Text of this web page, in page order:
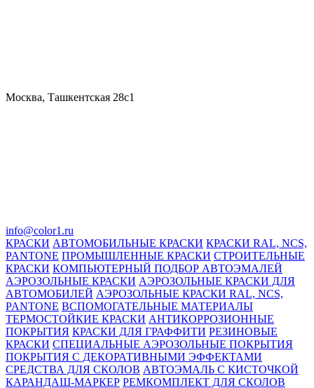
Москва, Ташкентская 28с1
info@color1.ru
КРАСКИ АВТОМОБИЛЬНЫЕ КРАСКИ КРАСКИ RAL, NCS,
PANTONE ПРОМЫШЛЕННЫЕ КРАСКИ СТРОИТЕЛЬНЫЕ
КРАСКИ КОМПЬЮТЕРНЫЙ ПОДБОР АВТОЭМАЛЕЙ
АЭРОЗОЛЬНЫЕ КРАСКИ АЭРОЗОЛЬНЫЕ КРАСКИ ДЛЯ
АВТОМОБИЛЕЙ АЭРОЗОЛЬНЫЕ КРАСКИ RAL, NCS,
PANTONE ВСПОМОГАТЕЛЬНЫЕ МАТЕРИАЛЫ
ТЕРМОСТОЙКИЕ КРАСКИ АНТИКОРРОЗИОННЫЕ
ПОКРЫТИЯ КРАСКИ ДЛЯ ГРАФФИТИ РЕЗИНОВЫЕ
КРАСКИ СПЕЦИАЛЬНЫЕ АЭРОЗОЛЬНЫЕ ПОКРЫТИЯ
ПОКРЫТИЯ С ДЕКОРАТИВНЫМИ ЭФФЕКТАМИ
СРЕДСТВА ДЛЯ СКОЛОВ АВТОЭМАЛЬ С КИСТОЧКОЙ
КАРАНДАШ-МАРКЕР РЕМКОМПЛЕКТ ДЛЯ СКОЛОВ